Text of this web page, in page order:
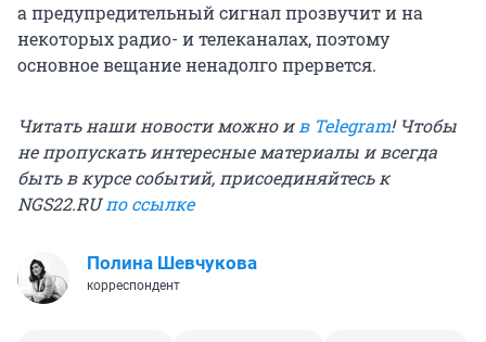
а предупредительный сигнал прозвучит и на
некоторых радио- и телеканалах, поэтому
основное вещание ненадолго прервется.
Читать наши новости можно ив Telegram! Чтобы
не пропускать интересные материалы и всегда
быть в курсе событий, присоединяйтесь к
NGS22.RUпо ссылке
Полина Шевчукова
корреспондент